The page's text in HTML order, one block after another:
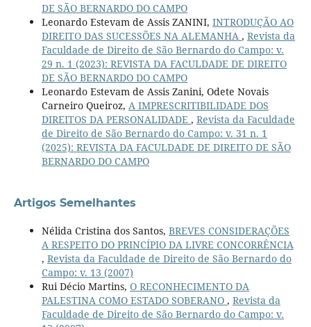
DE SÃO BERNARDO DO CAMPO
Leonardo Estevam de Assis ZANINI, INTRODUÇÃO AO
DIREITO DAS SUCESSÕES NA ALEMANHA , Revista da
Faculdade de Direito de São Bernardo do Campo: v.
29 n. 1 (2023): REVISTA DA FACULDADE DE DIREITO
DE SÃO BERNARDO DO CAMPO
Leonardo Estevam de Assis Zanini, Odete Novais
Carneiro Queiroz, A IMPRESCRITIBILIDADE DOS
DIREITOS DA PERSONALIDADE , Revista da Faculdade
de Direito de São Bernardo do Campo: v. 31 n. 1
(2025): REVISTA DA FACULDADE DE DIREITO DE SÃO
BERNARDO DO CAMPO
Artigos Semelhantes
Nélida Cristina dos Santos, BREVES CONSIDERAÇÕES
A RESPEITO DO PRINCÍPIO DA LIVRE CONCORRÊNCIA
, Revista da Faculdade de Direito de São Bernardo do
Campo: v. 13 (2007)
Rui Décio Martins, O RECONHECIMENTO DA
PALESTINA COMO ESTADO SOBERANO , Revista da
Faculdade de Direito de São Bernardo do Campo: v.